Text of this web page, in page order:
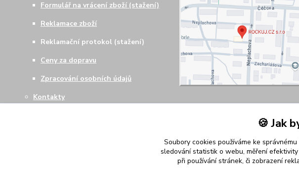
Formulář na vrácení zboží (stažení)
Reklamace zboží
Reklamační protokol (stažení)
Ceny za dopravu
Zpracování osobních údajů
Kontakty
🍪 Jak
Soubory cookies používáme ke
sledování statistik o webu, měření
při používání stránek, či zobrazení